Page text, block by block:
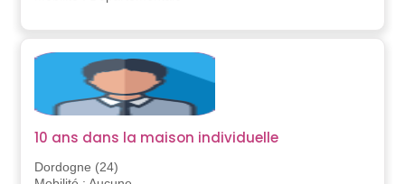
10 ans dans la maison individuelle
Dordogne (24)